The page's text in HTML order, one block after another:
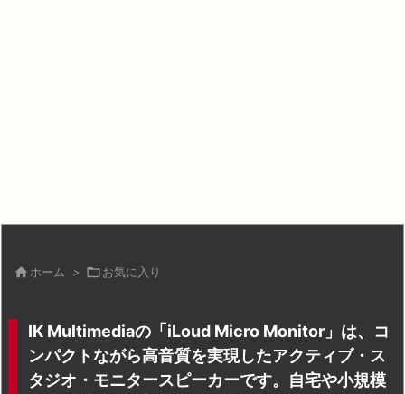
 ホーム > お気に入り
IK Multimediaの「iLoud Micro Monitor」は、コ
ンパクトながら高音質を実現したアクティブ・ス
タジオ・モニタースピーカーです。自宅や小規模